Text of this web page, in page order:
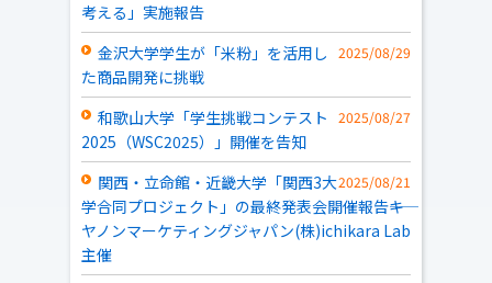
考える」実施報告
2025/08/29
金沢大学学生が「米粉」を活用し
た商品開発に挑戦
2025/08/27
和歌山大学「学生挑戦コンテスト
2025（WSC2025）」開催を告知
2025/08/21
関西・立命館・近畿大学「関西3大
学合同プロジェクト」の最終発表会開催報告――キ
ヤノンマーケティングジャパン(株)ichikara Lab
主催